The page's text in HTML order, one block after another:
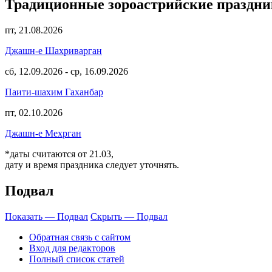
Традиционные зороастрийские
пт, 21.08.2026
Джашн-е Шахриварган
сб, 12.09.2026 - ср, 16.09.2026
Паити-шахим Гаханбар
пт, 02.10.2026
Джашн-е Мехрган
*даты считаются от 21.03,
дату и время праздника следует уточнять.
Подвал
Показать — Подвал Скрыть — Подвал
Обратная связь с сайтом
Вход для редакторов
Полный список статей